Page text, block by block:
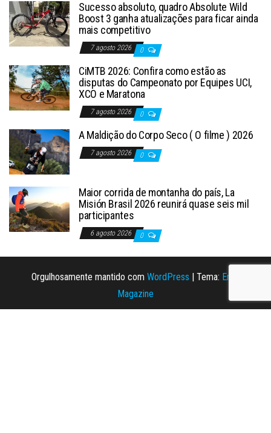
Sucesso absoluto, quadro Absolute Wild
Boost 3 ganha atualizações para ficar ainda
mais competitivo
7 agosto 2026 0
CiMTB 2026: Confira como estão as
disputas do Campeonato por Equipes UCI,
XCO e Maratona
7 agosto 2026 0
A Maldição do Corpo Seco ( O filme ) 2026
7 agosto 2026 0
Maior corrida de montanha do país, La
Misión Brasil 2026 reunirá quase seis mil
participantes
6 agosto 2026 0
Orgulhosamente mantido com WordPress Tema: Envo
Magazine